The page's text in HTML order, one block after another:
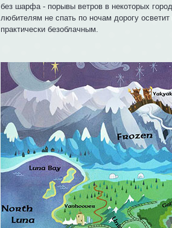
без шарфа - порывы ветров в некоторых
любителям не спать по ночам дорогу
практически безоблачным.